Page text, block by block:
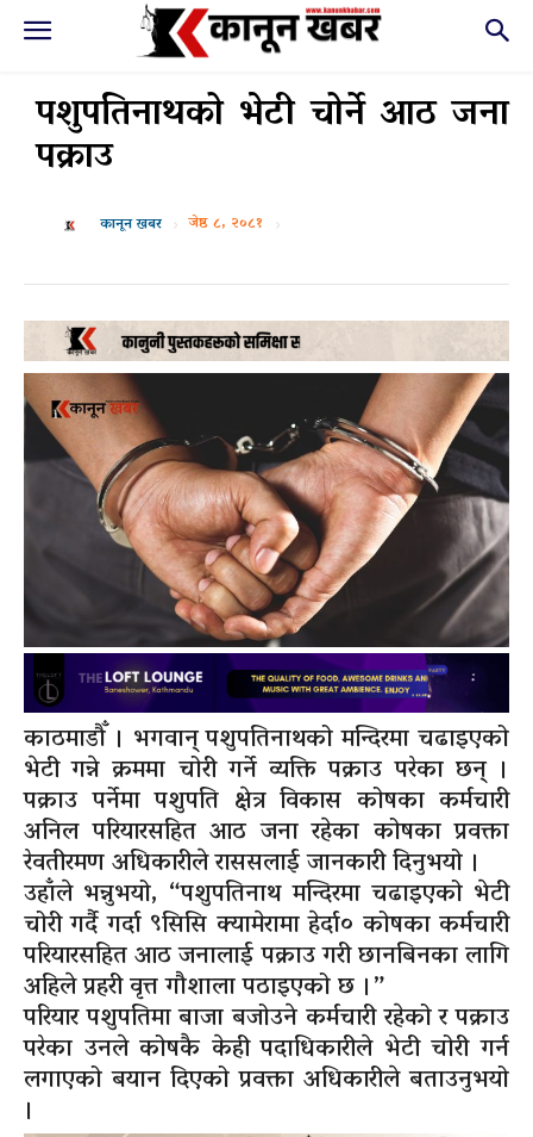
पशुपतिनाथको भेटी चोर्ने आठ जना
पक्राउ
कानून खबर जेष्ठ ८, २०८१
काठमाडौँ । भगवान् पशुपतिनाथको मन्दिरमा चढाइएको
भेटी गन्ने क्रममा चोरी गर्ने व्यक्ति पक्राउ परेका छन् ।
पक्राउ पर्नेमा पशुपति क्षेत्र विकास कोषका कर्मचारी
अनिल परियारसहित आठ जना रहेका कोषका प्रवक्ता
रेवतीरमण अधिकारीले राससलाई जानकारी दिनुभयो ।
उहाँले भन्नुभयो, “पशुपतिनाथ मन्दिरमा चढाइएको भेटी
चोरी गर्दै गर्दा ९सिसि क्यामेरामा हेर्दा० कोषका कर्मचारी
परियारसहित आठ जनालाई पक्राउ गरी छानबिनका लागि
अहिले प्रहरी वृत्त गौशाला पठाइएको छ ।”
परियार पशुपतिमा बाजा बजोउने कर्मचारी रहेको र पक्राउ
परेका उनले कोषकै केही पदाधिकारीले भेटी चोरी गर्न
लगाएको बयान दिएको प्रवक्ता अधिकारीले बताउनुभयो
।